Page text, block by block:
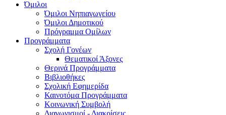
Όμιλοι
Όμιλοι Νηπιαγωγείου
Όμιλοι Δημοτικού
Πρόγραμμα Ομίλων
Προγράμματα
Σχολή Γονέων
Θεματικοί Άξονες
Θερινά Προγράμματα
Βιβλιοθήκες
Σχολική Εφημερίδα
Καινοτόμα Προγράμματα
Κοινωνική Συμβολή
Διαγωνισμοί - Διακρίσεις